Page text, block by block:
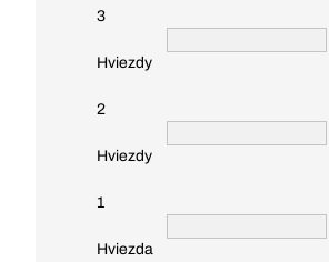
3
Hviezdy
2
Hviezdy
1
Hviezda